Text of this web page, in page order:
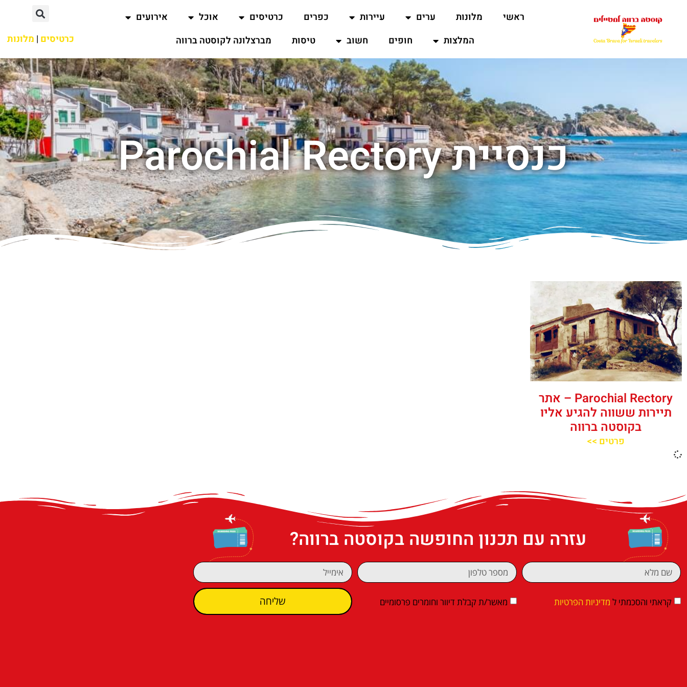
ראשי מלונות ערים עיירות כפרים כרטיסים אוכל
אירועים
המלצות
חופים חשוב טיסות מברצלונה לקוסטה ברווה כרטיסים | מלונות
כנסיית Parochial Rectory
‪‪Parochial Rectory‬‬ – אתר
תיירות ששווה להגיע אליו
בקוסטה ברווה
פרטים >>
עזרה עם תכנון החופשה בקוסטה ברווה?
קראתי והסכמתי ל מדיניות הפרטיות מאשר/ת קבלת דיוור וחומרים פרסומיים שליחה